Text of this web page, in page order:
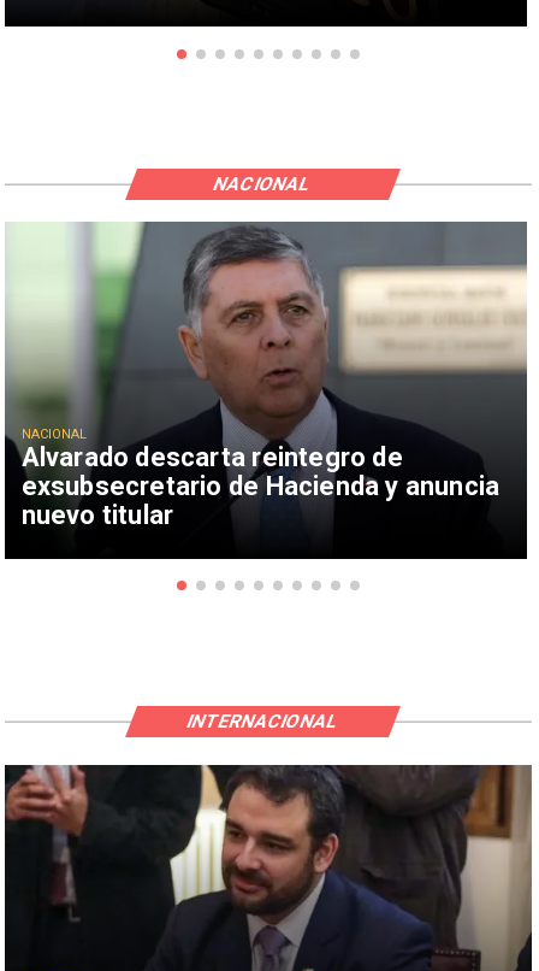
Alvarado descarta reintegro de
exsubsecretario de Hacienda y anuncia
nuevo titular
NACIONAL
NACIONAL
INTERNACIONAL